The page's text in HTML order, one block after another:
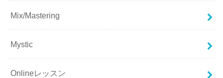
Mix/Mastering
Mystic
Onlineレッスン